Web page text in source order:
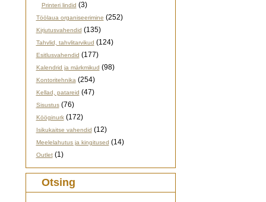
Printeri lindid (3)
Töölaua organiseerimine (252)
Kirjutusvahendid (135)
Tahvlid, tahvlitarvikud (124)
Esitlusvahendid (177)
Kalendrid ja märkmikud (98)
Kontoritehnika(254)
Kellad, patareid (47)
Sisustus(76)
Kööginurk(172)
Isikukaitse vahendid (12)
Meelelahutus ja kingitused (14)
Outlet(1)
Otsing